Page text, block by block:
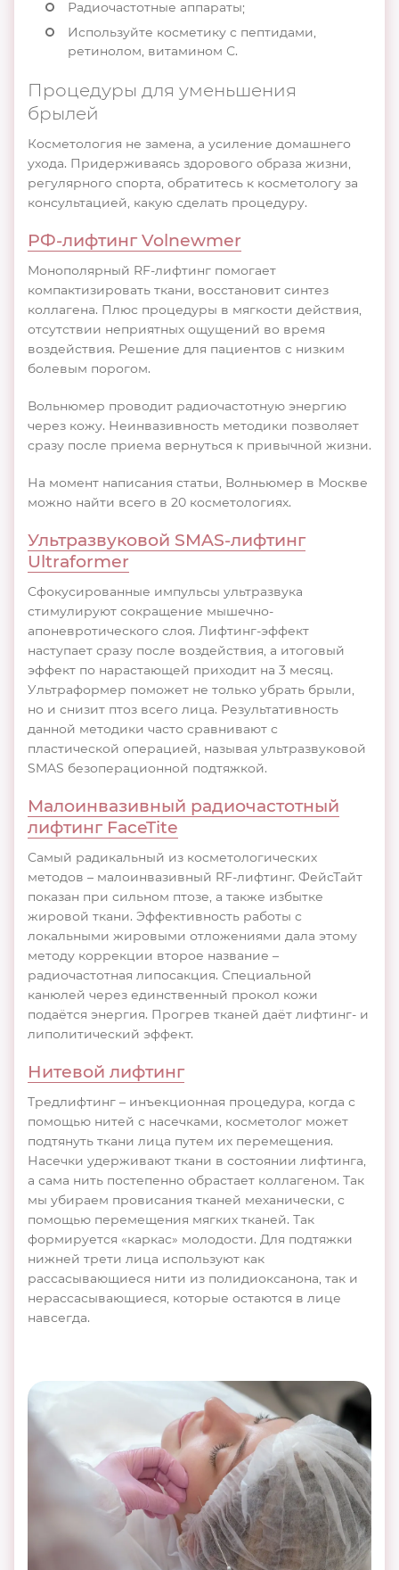
Радиочастотные аппараты;
Используйте косметику с пептидами,
ретинолом, витамином С.
Процедуры для уменьшения
брылей
Косметология не замена, а усиление домашнего
ухода. Придерживаясь здорового образа жизни,
регулярного спорта, обратитесь к косметологу за
консультацией, какую сделать процедуру.
РФ-лифтинг Volnewmer
Монополярный RF-лифтинг помогает
компактизировать ткани, восстановит синтез
коллагена. Плюс процедуры в мягкости действия,
отсутствии неприятных ощущений во время
воздействия. Решение для пациентов с низким
болевым порогом.
Вольнюмер проводит радиочастотную энергию
через кожу. Неинвазивность методики позволяет
сразу после приема вернуться к привычной жизни.
На момент написания статьи, Волньюмер в Москве
можно найти всего в 20 косметологиях.
Ультразвуковой SMAS-лифтинг
Ultraformer
Сфокусированные импульсы ультразвука
стимулируют сокращение мышечно-
апоневротического слоя. Лифтинг-эффект
наступает сразу после воздействия, а итоговый
эффект по нарастающей приходит на 3 месяц.
Ультраформер поможет не только убрать брыли,
но и снизит птоз всего лица. Результативность
данной методики часто сравнивают с
пластической операцией, называя ультразвуковой
SMAS безоперационной подтяжкой.
Малоинвазивный радиочастотный
лифтинг FaceTite
Самый радикальный из косметологических
методов – малоинвазивный RF-лифтинг. ФейсТайт
показан при сильном птозе, а также избытке
жировой ткани. Эффективность работы с
локальными жировыми отложениями дала этому
методу коррекции второе название –
радиочастотная липосакция. Специальной
канюлей через единственный прокол кожи
подаётся энергия. Прогрев тканей даёт лифтинг- и
липолитический эффект.
Нитевой лифтинг
Тредлифтинг – инъекционная процедура, когда с
помощью нитей с насечками, косметолог может
подтянуть ткани лица путем их перемещения.
Насечки удерживают ткани в состоянии лифтинга,
а сама нить постепенно обрастает коллагеном. Так
мы убираем провисания тканей механически, с
помощью перемещения мягких тканей. Так
формируется «каркас» молодости. Для подтяжки
нижней трети лица используют как
рассасывающиеся нити из полидиоксанона, так и
нерассасывающиеся, которые остаются в лице
навсегда.